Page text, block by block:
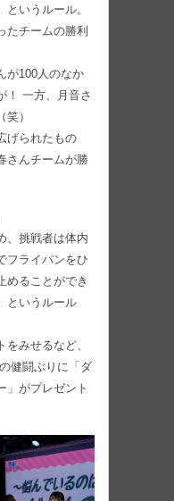
いうルール。
たチームの勝利
が100人のなか
！ 一方、月音さ
）
げられたもの
さんチームが勝
、挑戦者は体内
フライパンをひ
めることができ
というルール
みせるなど、
健闘ぶりに「ダ
」がプレゼント